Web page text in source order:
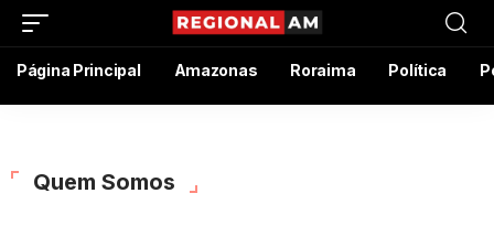
Página Principal Amazonas Roraima Política
Quem Somos